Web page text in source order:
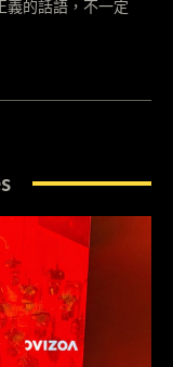
義的話語，不一定